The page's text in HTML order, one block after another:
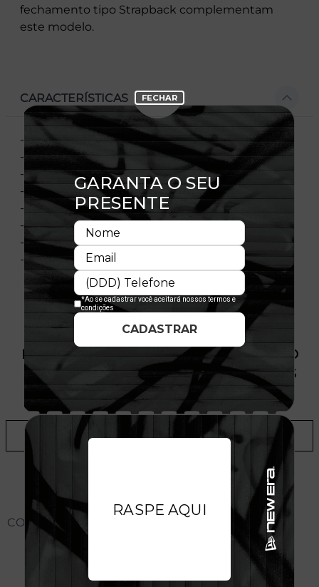
fechamento tipo Strapback complementam
este modelo.
CARACTERÍSTICAS
- Bordado frontal
- Flag New Era bordada à esquerda
- Desgastes na aba e copa
- Copa desestruturada
- Aba curva
- Ajustável
- fechamento tipo Strapback
- Composição:100% Poliéster
PRODUTO SEM ESTOQUE DÍSPONÍVEL NO
SITE, CONSULTE A DISPONIBILIDADE NAS
LOJAS
ADICIONAR A LISTA DE DESEJOS
CONHEÇA O MODELO DO BONÉ